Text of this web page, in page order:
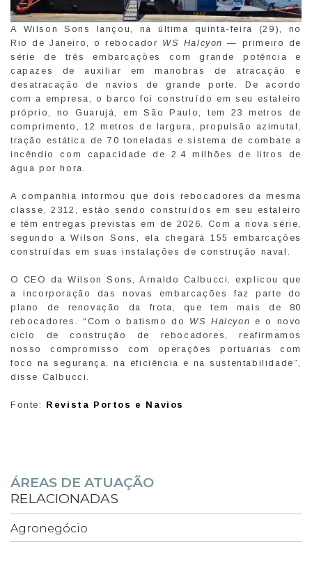
A Wilson Sons lançou, na última quinta-feira (29), no
Rio de Janeiro, o rebocador WS Halcyon — primeiro de
série de três embarcações com grande potência e
capazes de auxiliar em manobras de atracação e
desatracação de navios de grande porte. De acordo
com a empresa, o barco foi construído em seu estaleiro
próprio, no Guarujá, em São Paulo, tem 23 metros de
comprimento, 12 metros de largura, propulsão azimutal,
tração estática de 70 toneladas e sistema de combate a
incêndio com capacidade de 2.4 milhões de litros de
água por hora.
A companhia informou que dois rebocadores da mesma
classe, 2312, estão sendo construídos em seu estaleiro
e têm entregas previstas em de 2026. Com a nova série,
segundo a Wilson Sons, ela chegará 155 embarcações
construídas em suas instalações de construção naval.
O CEO da Wilson Sons, Arnaldo Calbucci, explicou que
a incorporação das novas embarcações faz parte do
plano de renovação da frota, que tem mais de 80
rebocadores. “Com o batismo do WS Halcyon e o novo
ciclo de construção de rebocadores, reafirmamos
nosso compromisso com operações portuárias com
foco na segurança, na eficiência e na sustentabilidade”,
disse Calbucci.
Fonte: Revista Portos e Navios
ÁREAS DE ATUAÇÃO
RELACIONADAS
Agronegócio